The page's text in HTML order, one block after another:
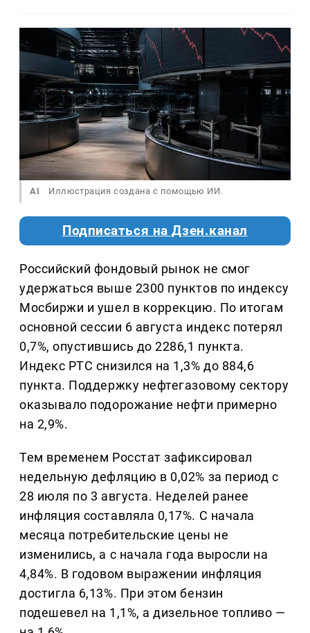
AI Иллюстрация создана с помощью ИИ.
Подписаться на Дзен.канал
Российский фондовый рынок не смог
удержаться выше 2300 пунктов по индексу
Мосбиржи и ушел в коррекцию. По итогам
основной сессии 6 августа индекс потерял
0,7%, опустившись до 2286,1 пункта.
Индекс РТС снизился на 1,3% до 884,6
пункта. Поддержку нефтегазовому сектору
оказывало подорожание нефти примерно
на 2,9%.
Тем временем Росстат зафиксировал
недельную дефляцию в 0,02% за период с
28 июля по 3 августа. Неделей ранее
инфляция составляла 0,17%. С начала
месяца потребительские цены не
изменились, а с начала года выросли на
4,84%. В годовом выражении инфляция
достигла 6,13%. При этом бензин
подешевел на 1,1%, а дизельное топливо —